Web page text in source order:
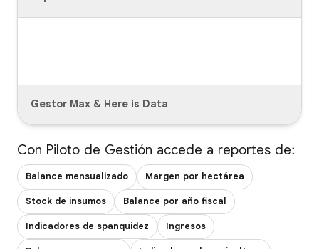
Gestor Max & Here is Data
Con Piloto de Gestión accede a reportes de:
Balance mensualizado Margen por hectárea
Stock de insumos Balance por año fiscal
Indicadores de spanquidez Ingresos